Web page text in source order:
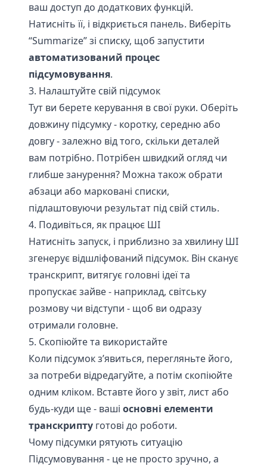
ваш доступ до додаткових функцій.
Натисніть її, і відкриється панель. Виберіть
“Summarize” зі списку, щоб запустити
автоматизований процес
підсумовування.
3. Налаштуйте свій підсумок
Тут ви берете керування в свої руки. Оберіть
довжину підсумку - коротку, середню або
довгу - залежно від того, скільки деталей
вам потрібно. Потрібен швидкий огляд чи
глибше занурення? Можна також обрати
абзаци або марковані списки,
підлаштовуючи результат під свій стиль.
4. Подивіться, як працює ШІ
Натисніть запуск, і приблизно за хвилину ШІ
згенерує відшліфований підсумок. Він сканує
транскрипт, витягує головні ідеї та
пропускає зайве - наприклад, світську
розмову чи відступи - щоб ви одразу
отримали головне.
5. Скопіюйте та використайте
Коли підсумок з’явиться, перегляньте його,
за потреби відредагуйте, а потім скопіюйте
одним кліком. Вставте його у звіт, лист або
будь-куди ще - ваші основні елементи
транскрипту готові до роботи.
Чому підсумки рятують ситуацію
Підсумовування - це не просто зручно, а